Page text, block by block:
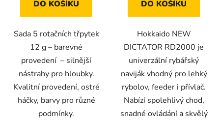
DO KOŠÍKU
Sada 5 rotačních třpytek
12 g – barevné
provedení – silnější
nástrahy pro hloubky.
Kvalitní provedení, ostré
háčky, barvy pro různé
podmínky.
DO KOŠÍKU
Hokkaido NEW
DICTATOR RD2000 je
univerzální rybářský
naviják vhodný pro lehký
rybolov, feeder i přívlač.
Nabízí spolehlivý chod,
snadné ovládání a skvělý